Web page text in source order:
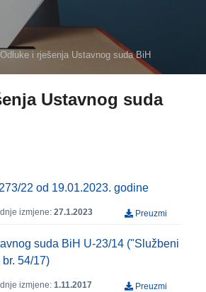
Odluke i rješenja Ustavnog suda BiH
Ustavnog suda
22 od 19.01.2023. godine
izmjene: 27.1.2023 Preuzmi
suda BiH U-23/14 ("Službeni
54/17)
izmjene: 1.11.2017 Preuzmi